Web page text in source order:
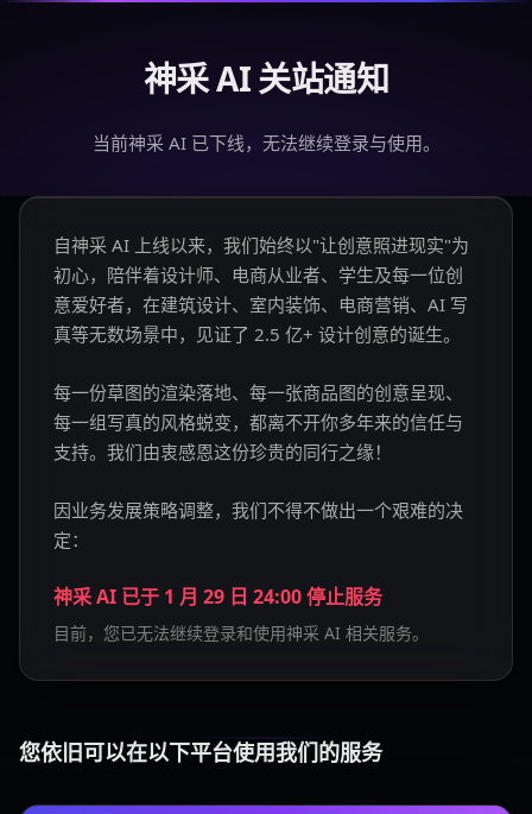
神采 AI 关站通知
当前神采 AI 已下线，无法继续登录与使用。
自神采 AI 上线以来，我们始终以"让创意照进现实"为
初心，陪伴着设计师、电商从业者、学生及每一位创
意爱好者，在建筑设计、室内装饰、电商营销、AI 写
真等无数场景中，见证了 2.5 亿+ 设计创意的诞生。
每一份草图的渲染落地、每一张商品图的创意呈现、
每一组写真的风格蜕变，都离不开你多年来的信任与
支持。我们由衷感恩这份珍贵的同行之缘！
因业务发展策略调整，我们不得不做出一个艰难的决
定：
神采 AI 已于 1 月 29 日 24:00 停止服务
目前，您已无法继续登录和使用神采 AI 相关服务。
您依旧可以在以下平台使用我们的服务